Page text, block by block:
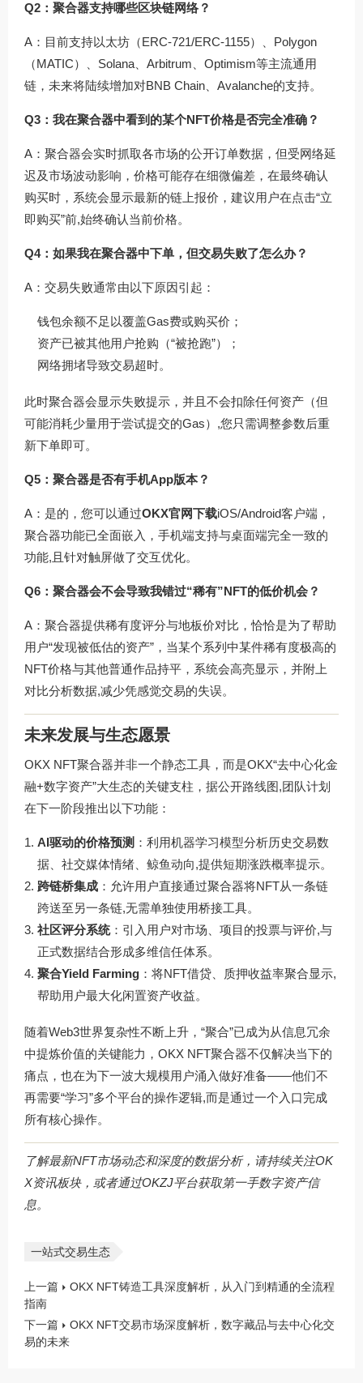
Q2：聚合器支持哪些区块链网络？
A：目前支持以太坊（ERC-721/ERC-1155）、Polygon
（MATIC）、Solana、Arbitrum、Optimism等主流通用
链，未来将陆续增加对BNB Chain、Avalanche的支持。
Q3：我在聚合器中看到的某个NFT价格是否完全准确？
A：聚合器会实时抓取各市场的公开订单数据，但受网络延
迟及市场波动影响，价格可能存在细微偏差，在最终确认
购买时，系统会显示最新的链上报价，建议用户在点击“立
即购买”前,始终确认当前价格。
Q4：如果我在聚合器中下单，但交易失败了怎么办？
A：交易失败通常由以下原因引起：
钱包余额不足以覆盖Gas费或购买价；
资产已被其他用户抢购（“被抢跑”）；
网络拥堵导致交易超时。
此时聚合器会显示失败提示，并且不会扣除任何资产（但
可能消耗少量用于尝试提交的Gas）,您只需调整参数后重
新下单即可。
Q5：聚合器是否有手机App版本？
A：是的，您可以通过OKX官网下载iOS/Android客户端，
聚合器功能已全面嵌入，手机端支持与桌面端完全一致的
功能,且针对触屏做了交互优化。
Q6：聚合器会不会导致我错过“稀有”NFT的低价机会？
A：聚合器提供稀有度评分与地板价对比，恰恰是为了帮助
用户“发现被低估的资产”，当某个系列中某件稀有度极高的
NFT价格与其他普通作品持平，系统会高亮显示，并附上
对比分析数据,减少凭感觉交易的失误。
未来发展与生态愿景
OKX NFT聚合器并非一个静态工具，而是OKX“去中心化金
融+数字资产”大生态的关键支柱，据公开路线图,团队计划
在下一阶段推出以下功能：
AI驱动的价格预测 ：利用机器学习模型分析历史交易数
据、社交媒体情绪、鲸鱼动向,提供短期涨跌概率提示。
跨链桥集成 ：允许用户直接通过聚合器将NFT从一条链
跨送至另一条链,无需单独使用桥接工具。
社区评分系统：引入用户对市场、项目的投票与评价,与
正式数据结合形成多维信任体系。
聚合Yield Farming ：将NFT借贷、质押收益率聚合显示,
帮助用户最大化闲置资产收益。
随着Web3世界复杂性不断上升，“聚合”已成为从信息冗余
中提炼价值的关键能力，OKX NFT聚合器不仅解决当下的
痛点，也在为下一波大规模用户涌入做好准备——他们不
再需要“学习”多个平台的操作逻辑,而是通过一个入口完成
所有核心操作。
了解最新NFT市场动态和深度的数据分析，请持续关注OK
X资讯板块，或者通过OKZJ平台获取第一手数字资产信
息。
一站式交易生态
上一篇
OKX NFT铸造工具深度解析，从入门到精通的全流程
指南
下一篇
OKX NFT交易市场深度解析，数字藏品与去中心化交
易的未来